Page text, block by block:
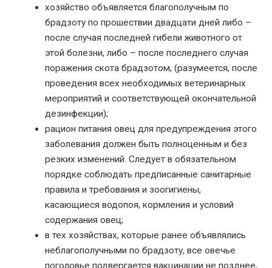
хозяйство объявляется благополучным по
брадзоту по прошествии двадцати дней либо –
после случая последней гибели животного от
этой болезни, либо – после последнего случая
поражения скота брадзотом, (разумеется, после
проведения всех необходимых ветеринарных
мероприятий и соответствующей окончательной
дезинфекции);
рацион питания овец для предупреждения этого
заболевания должен быть полноценным и без
резких изменений. Следует в обязательном
порядке соблюдать предписанные санитарные
правила и требования и зоогигиены,
касающиеся водопоя, кормления и условий
содержания овец;
в тех хозяйствах, которые ранее объявлялись
неблагополучными по брадзоту, все овечье
поголовье подвергается вакцинации не позднее,